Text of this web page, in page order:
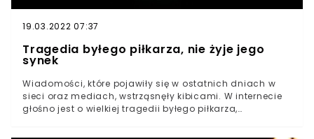
19.03.2022 07:37
Tragedia byłego piłkarza, nie żyje jego
synek
Wiadomości, które pojawiły się w ostatnich dniach w
sieci oraz mediach, wstrząsnęły kibicami. W internecie
głośno jest o wielkiej tragedii byłego piłkarza,